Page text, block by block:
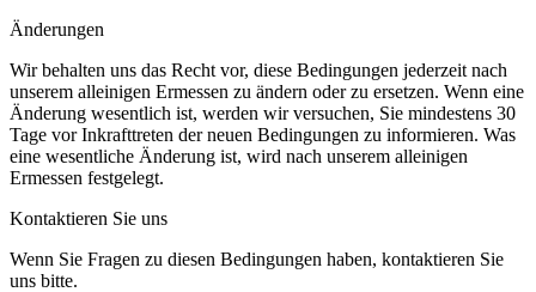
Änderungen
Wir behalten uns das Recht vor, diese Bedingungen jederzeit nach
unserem alleinigen Ermessen zu ändern oder zu ersetzen. Wenn eine
Änderung wesentlich ist, werden wir versuchen, Sie mindestens 30
Tage vor Inkrafttreten der neuen Bedingungen zu informieren. Was
eine wesentliche Änderung ist, wird nach unserem alleinigen
Ermessen festgelegt.
Kontaktieren Sie uns
Wenn Sie Fragen zu diesen Bedingungen haben, kontaktieren Sie
uns bitte.